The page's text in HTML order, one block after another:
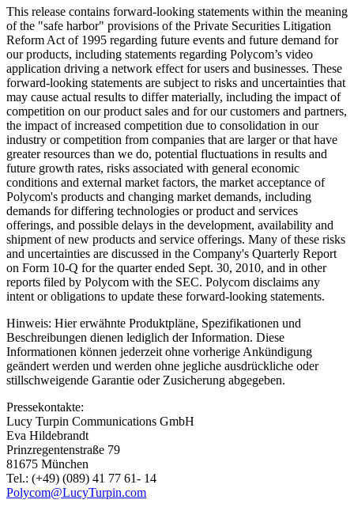
This release contains forward-looking statements within the meaning
of the "safe harbor" provisions of the Private Securities Litigation
Reform Act of 1995 regarding future events and future demand for
our products, including statements regarding Polycom’s video
application driving a network effect for users and businesses. These
forward-looking statements are subject to risks and uncertainties that
may cause actual results to differ materially, including the impact of
competition on our product sales and for our customers and partners,
the impact of increased competition due to consolidation in our
industry or competition from companies that are larger or that have
greater resources than we do, potential fluctuations in results and
future growth rates, risks associated with general economic
conditions and external market factors, the market acceptance of
Polycom's products and changing market demands, including
demands for differing technologies or product and services
offerings, and possible delays in the development, availability and
shipment of new products and service offerings. Many of these risks
and uncertainties are discussed in the Company's Quarterly Report
on Form 10-Q for the quarter ended Sept. 30, 2010, and in other
reports filed by Polycom with the SEC. Polycom disclaims any
intent or obligations to update these forward-looking statements.
Hinweis: Hier erwähnte Produktpläne, Spezifikationen und
Beschreibungen dienen lediglich der Information. Diese
Informationen können jederzeit ohne vorherige Ankündigung
geändert werden und werden ohne jegliche ausdrückliche oder
stillschweigende Garantie oder Zusicherung abgegeben.
Pressekontakte:
Lucy Turpin Communications GmbH
Eva Hildebrandt
Prinzregentenstraße 79
81675 München
Tel.: (+49) (089) 41 77 61- 14
Polycom@LucyTurpin.com